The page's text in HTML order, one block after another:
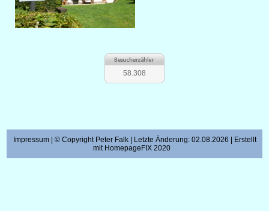
58.308
Impressum| © Copyright Peter Falk | Letzte Änderung: 02.08.2026 | Erstellt
mit HomepageFIX 2020